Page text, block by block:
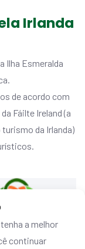
a melhor
continuar
Irlanda
Ilha Esmeralda
de acordo com
Fáilte Ireland (a
da Irlanda)